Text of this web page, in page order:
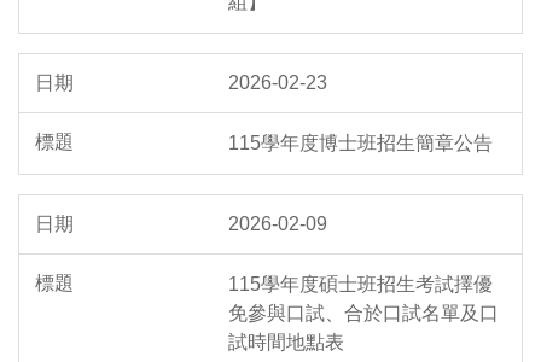
2026-02-23
115學年度博士班招生簡章公告
2026-02-09
115學年度碩士班招生考試擇優
免參與口試、合於口試名單及口
試時間地點表